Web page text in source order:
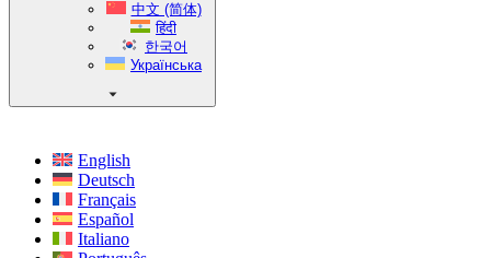
中文 (简体)
हिंदी
한국어
Українська
English
Deutsch
Français
Español
Italiano